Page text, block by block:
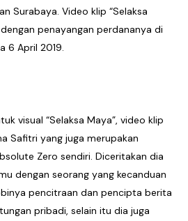
Surabaya. Video klip “Selaksa
penayangan perdananya di
6 April 2019.
visual “Selaksa Maya”, video klip
Safitri yang juga merupakan
Zero sendiri. Diceritakan dia
dengan seorang yang kecanduan
pencitraan dan pencipta berita
pribadi, selain itu dia juga